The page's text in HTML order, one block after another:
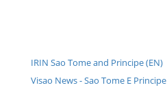
IRIN Sao Tome and Principe (EN)
Visao News - Sao Tome E Principe